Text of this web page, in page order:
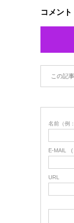
コメント
この記
名前（例
E-MAIL (
URL